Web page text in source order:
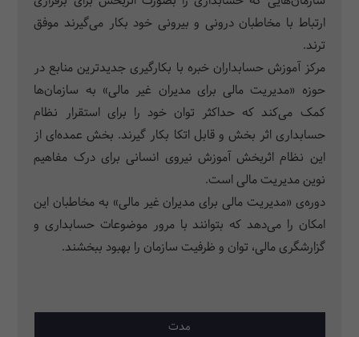
ارتباط با مخاطبان درونی و بیرونی خود بکار می‌گیرند موفق
ترند.
مرکز آموزش حسابداران خبره با بکارگیری جدیدترین منابع در
حوزه «مدیریت مالی برای مدیران غیر مالی» به سازمان‌ها
کمک می‌کند که حداکثر توان خود را برای استقرار نظام
حسابداری اثر بخش و قابل اتکا بکار گیرند. بخش عمده‌ای از
این نظام اثربخش آموزش نیروی انسانی برای درک مفاهیم
نوین مدیریت مالی است.
دوره‌ی «مدیریت مالی برای مدیران غیر مالی» به مخاطبان این
امکان را می‌دهد که بتوانند با مرور موضوعات حسابداری و
گزارشگری مالی، توان و ظرفیت سازمان را بهبود ببخشند.
مدت